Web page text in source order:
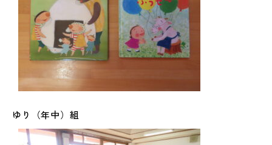
ゆり（年中）組